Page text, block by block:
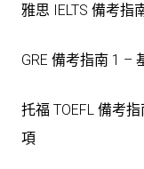
雅思 IELTS 備考指
GRE 備考指南 1 –
托福 TOEFL 備考
項